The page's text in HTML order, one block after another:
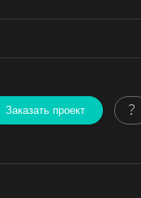
Заказать проект